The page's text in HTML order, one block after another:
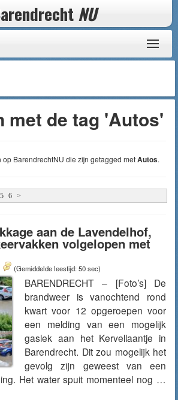
arendrecht NU
met de tag 'Autos'
BarendrechtNU die zijn getagged metAutos.
5 6 >
aan de Lavendelhof,
volgelopen met
(Gemiddelde leestijd: 50 sec)
BARENDRECHT – [Foto’s] De
brandweer is vanochtend rond
kwart voor 12 opgeroepen voor
een melding van een mogelijk
gaslek aan het Kervellaantje in
Barendrecht. Dit zou mogelijk het
gevolg zijn geweest van een
Het water spuit momenteel nog …